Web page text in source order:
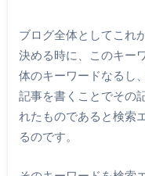
ブログ全体としてこれ
決める時に、このキー
体のキーワードなるし
記事を書くことでその
れたものであると検索
るのです。